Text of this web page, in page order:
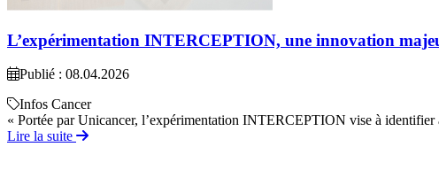
L’expérimentation INTERCEPTION, une innovation
Publié : 08.04.2026
Infos Cancer
« Portée par Unicancer, l’expérimentation INTERCEPTION vise à identifier
Lire la suite